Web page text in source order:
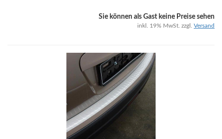
Sie können als Gast keine Preise sehen
inkl. 19% MwSt. zzgl. Versand